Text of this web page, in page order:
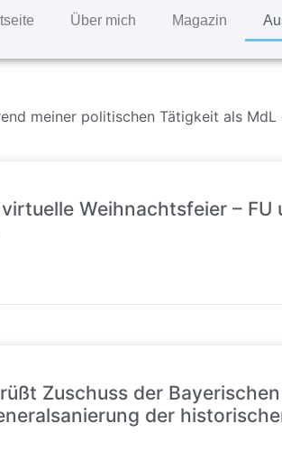
Über mich Magazin
meiner politischen Tätigkeit als
Weihnachtsfeier – FU
Zuschuss der Bayerischen
der